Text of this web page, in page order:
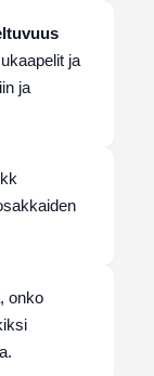
ja
ja
onko